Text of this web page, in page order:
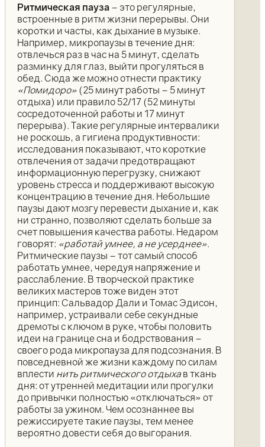
Ритмическая пауза – это регулярные,
встроенные в ритм жизни перерывы. Они
коротки и часты, как дыхание в музыке.
Например, микропаузы в течение дня:
отвлечься раз в час на 5 минут, сделать
разминку для глаз, выйти прогуляться в
обед. Сюда же можно отнести практику
«Помидоро» (25 минут работы – 5 минут
отдыха) или правило 52/17 (52 минуты
сосредоточенной работы и 17 минут
перерыва). Такие регулярные интервалики
не роскошь, а гигиена продуктивности:
исследования показывают, что короткие
отвлечения от задачи предотвращают
информационную перегрузку, снижают
уровень стресса и поддерживают высокую
концентрацию в течение дня. Небольшие
паузы дают мозгу перевести дыхание и, как
ни странно, позволяют сделать больше за
счет повышения качества работы. Недаром
говорят: «работай умнее, а не усерднее».
Ритмические паузы – тот самый способ
работать умнее, чередуя напряжение и
расслабление. В творческой практике
великих мастеров тоже виден этот
принцип: Сальвадор Дали и Томас Эдисон,
например, устраивали себе секундные
дремоты с ключом в руке, чтобы половить
идеи на границе сна и бодрствования –
своего рода микропауза для подсознания. В
повседневной же жизни каждому по силам
вплести нить ритмического отдыха в ткань
дня: от утренней медитации или прогулки
до привычки полностью «отключаться» от
работы за ужином. Чем осознаннее вы
режиссируете такие паузы, тем менее
вероятно довести себя до выгорания.